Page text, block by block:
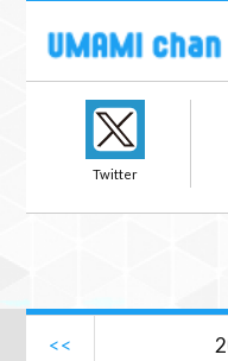
<<